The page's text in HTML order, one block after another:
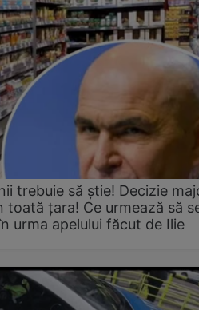
trebuie să știe! Decizie
toată țara! Ce urmează să
urma apelului făcut de Ilie